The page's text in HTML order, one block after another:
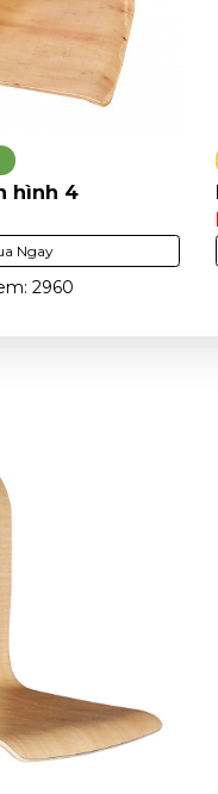
hình 4
Ngay
2960